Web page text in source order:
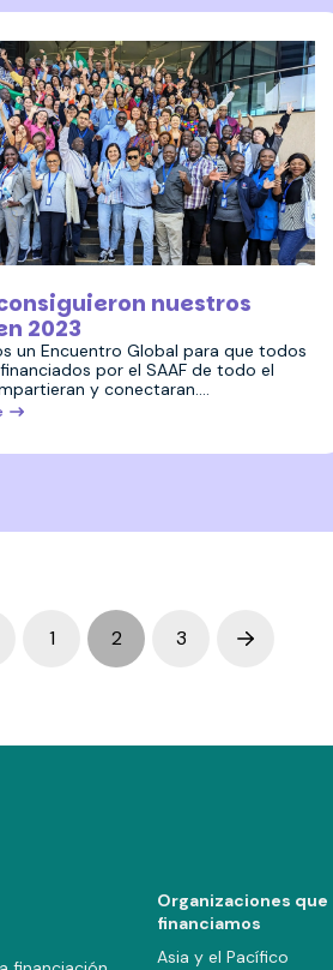
nuestros
2023
un Encuentro Global para que todos
por el SAAF de todo el
y conectaran.…
1 2 3 Next
Organizaciones que
financiamos
Asia y el Pacífico